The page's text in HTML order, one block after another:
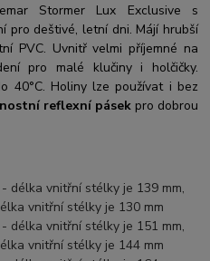
Stormer Lux Exclusive s
pro deštivé, letní dni. Májí hrubší
PVC. Uvnitř velmi příjemné na
pro malé klučiny i holčičky.
40°C. Holiny lze používat i bez
reflexní pásekpro dobrou
- délka vnitřní stélky je 139 mm,
vnitřní stélky je 130 mm
- délka vnitřní stélky je 151 mm,
vnitřní stélky je 144 mm